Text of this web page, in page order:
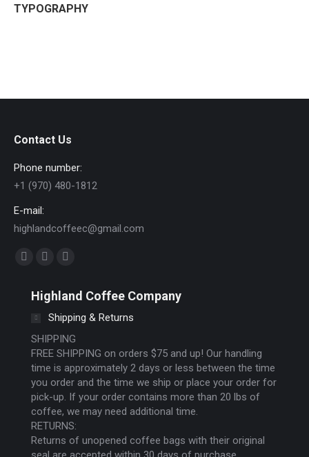
TYPOGRAPHY
Contact Us
Phone number:
+1 (970) 480-1812
E-mail:
highlandcoffeec@gmail.com
Find us on:
opens
new
window
opens
in
new
window
opens
in
new
window
Highland Coffee Company
Shipping & Returns
SHIPPING
FREE SHIPPING on orders $75 and up! Our handling
time is approximately 2 days or less between the time
you order and the time we ship or place your order for
pick-up. If your order contains more than 20 lbs of
coffee, we may need additional time.
RETURNS:
Returns of unopened coffee bags with their original